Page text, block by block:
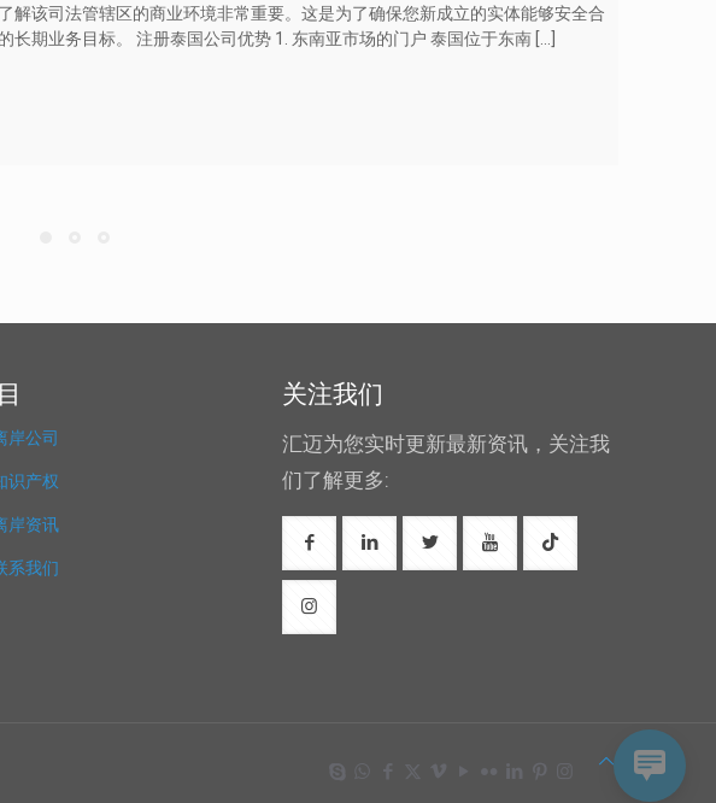
解该司法管辖区的商业环境非常重要。这是为了确保您新成立的实体能够安全合
长期业务目标。 注册泰国公司优势 1. 东南亚市场的门户 泰国位于东南
岸公司
识产权
岸资讯
系我们
关注我们
汇迈为您实时更新最新资讯，关注我
们了解更多: